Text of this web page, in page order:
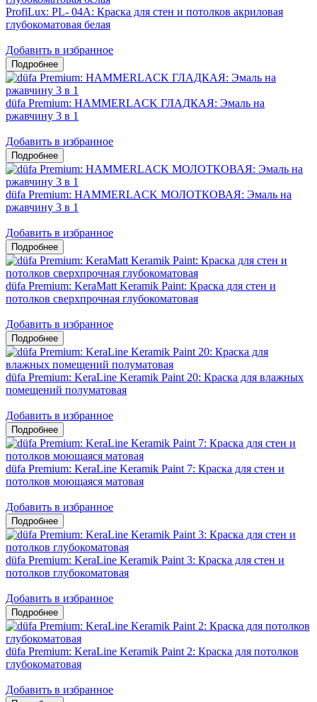
ProfiLux: PL- 04А: Краска для стен и потолков акриловая
глубокоматовая белая
Добавить в избранное
düfa Premium: HAMMERLACK ГЛАДКАЯ: Эмаль на
ржавчину 3 в 1
Добавить в избранное
düfa Premium: HAMMERLACK МОЛОТКОВАЯ: Эмаль на
ржавчину 3 в 1
Добавить в избранное
düfa Premium: KeraMatt Keramik Paint: Краска для стен и
потолков сверхпрочная глубокоматовая
Добавить в избранное
düfa Premium: KeraLine Keramik Paint 20: Краска для влажных
помещений полуматовая
Добавить в избранное
düfa Premium: KeraLine Keramik Paint 7: Краска для стен и
потолков моющаяся матовая
Добавить в избранное
düfa Premium: KeraLine Keramik Paint 3: Краска для стен и
потолков глубокоматовая
Добавить в избранное
düfa Premium: KeraLine Keramik Paint 2: Краска для потолков
глубокоматовая
Добавить в избранное